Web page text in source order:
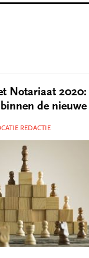
Notariaat 2020:
de
REDACTIE